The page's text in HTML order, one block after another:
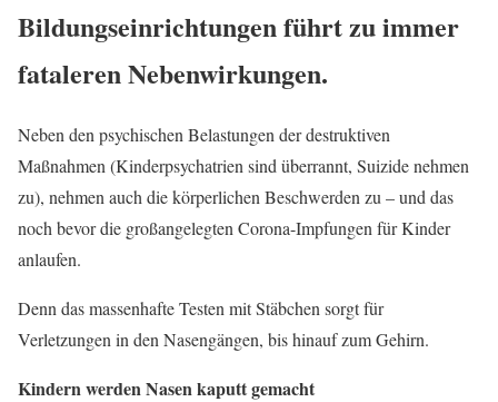
Bildungseinrichtungen führt zu immer
fataleren Nebenwirkungen.
Neben den psychischen Belastungen der destruktiven
Maßnahmen (Kinderpsychatrien sind überrannt, Suizide nehmen
zu), nehmen auch die körperlichen Beschwerden zu – und das
noch bevor die großangelegten Corona-Impfungen für Kinder
anlaufen.
Denn das massenhafte Testen mit Stäbchen sorgt für
Verletzungen in den Nasengängen, bis hinauf zum Gehirn.
Kindern werden Nasen kaputt gemacht